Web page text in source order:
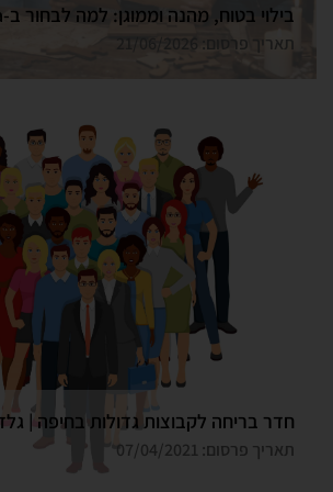
תאריך פרסום: 21/06/2026
חדר בריחה לקבוצות גדולות בחיפה |
תאריך פרסום: 07/04/2021